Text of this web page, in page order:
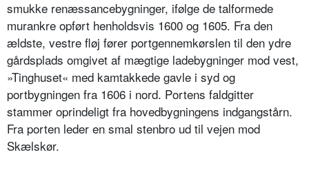
smukke renæssancebygninger, ifølge de talformede
murankre opført henholdsvis 1600 og 1605. Fra den
ældste, vestre fløj fører portgennemkørslen til den ydre
gårdsplads omgivet af mægtige ladebygninger mod vest,
»Tinghuset« med kamtakkede gavle i syd og
portbygningen fra 1606 i nord. Portens faldgitter
stammer oprindeligt fra hovedbygningens indgangstårn.
Fra porten leder en smal stenbro ud til vejen mod
Skælskør.